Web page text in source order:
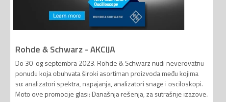
Rohde & Schwarz - AKCIJA
Do 30-og septembra 2023. Rohde & Schwarz nudi neverovatnu
ponudu koja obuhvata široki asortiman proizvoda među kojima
su: analizatori spektra, napajanja, analizatori snage i osciloskopi.
Moto ove promocije glasi: Današnja rešenja, za sutrašnje izazove.